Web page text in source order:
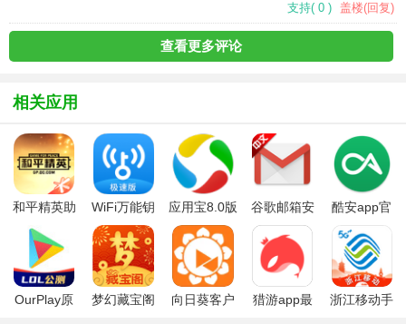
支持( 0 ) 盖楼(回复)
查看更多评论
相关应用
和平精英助
手(和平营
地)APP官方
版
WiFi万能钥
匙极速版
应用宝8.0版
本2025官方
免费版
谷歌邮箱安
卓客户端
酷安app官
OurPlay原
梦幻藏宝阁
向日葵客户
猎游app最
浙江移动手